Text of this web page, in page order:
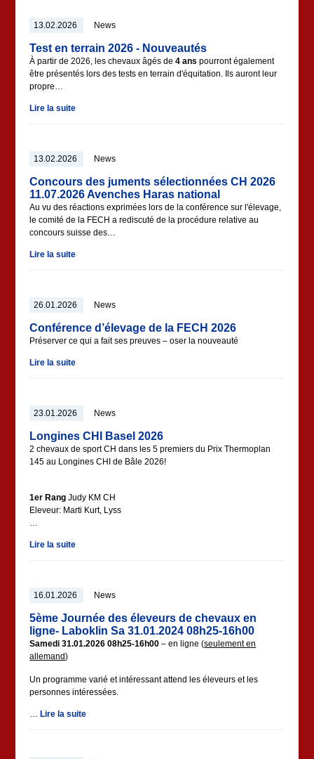
13.02.2026 News
Test en terrain 2026 - Nouveautés
À partir de 2026, les chevaux âgés de 4 ans pourront également
être présentés lors des tests en terrain d'équitation. Ils auront leur
propre…
Lire la suite
13.02.2026 News
Concours des juments sélectionnées CH 2026
11.07.2026 Avenches Haras national
Au vu des réactions exprimées lors de la conférence sur l'élevage,
le comité de la FECH a rediscuté de la procédure relative au
concours suisse des…
Lire la suite
26.01.2026 News
Conférence d’élevage de la FECH 2026
Préserver ce qui a fait ses preuves – oser la nouveauté
Lire la suite
23.01.2026 News
Longines CHI Basel 2026
2 chevaux de sport CH dans les 5 premiers du Prix Thermoplan
145 au Longines CHI de Bâle 2026!
1er Rang Judy KM CH
Eleveur: Marti Kurt, Lyss
…
Lire la suite
16.01.2026 News
5ème Journée des éleveurs de chevaux en
ligne- Laboklin Sa 31.01.2024 08h25-16h00
Samedi 31.01.2026 08h25-16h00– en ligne (seulement en
allemand)
Un programme varié et intéressant attend les éleveurs et les
personnes intéressées.
… Lire la suite